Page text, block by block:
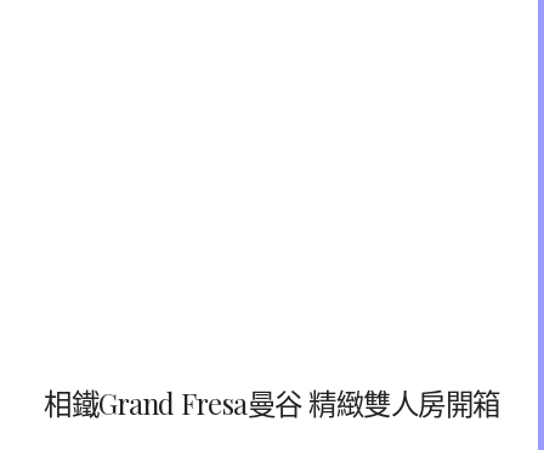
相鐵Grand Fresa曼谷 精緻雙人房開箱